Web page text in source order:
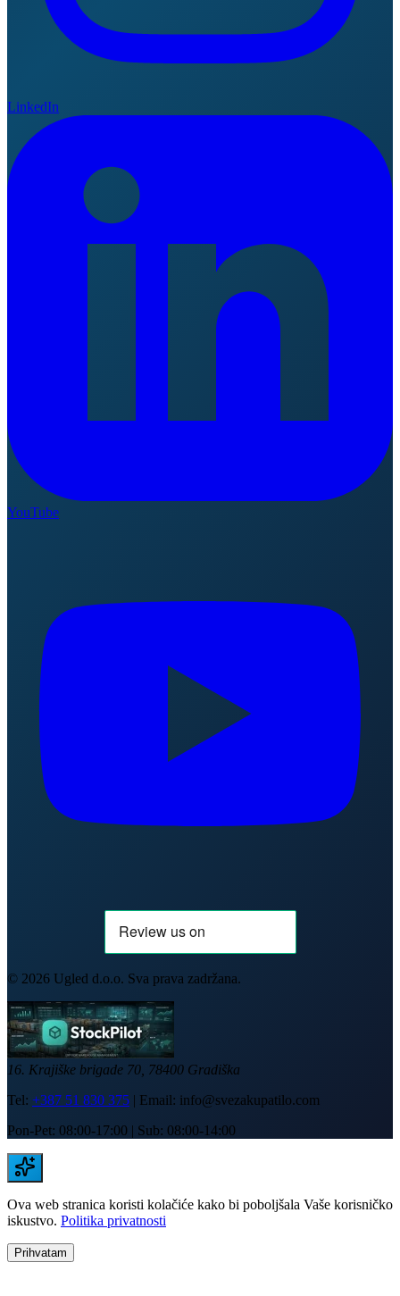
LinkedIn
YouTube
© 2026 Ugled d.o.o. Sva prava zadržana.
16. Krajiške brigade 70, 78400 Gradiška
Tel: +387 51 830 375 | Email: info@svezakupatilo.com
Pon-Pet: 08:00-17:00 | Sub: 08:00-14:00
Ova web stranica koristi kolačiće kako bi poboljšala Vaše korisničko
iskustvo. Politika privatnosti
Prihvatam